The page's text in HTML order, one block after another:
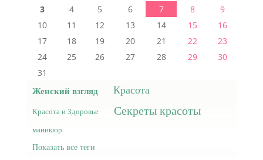
3
4 5 6 7 8
9
10
11 12 13 14 15
16
17
18 19 20 21 22
23
24
25 26 27 28 29
30
31
Женский взгляд Красота
Красота и Здоровье Секреты красоты
маникюр
Показать все теги